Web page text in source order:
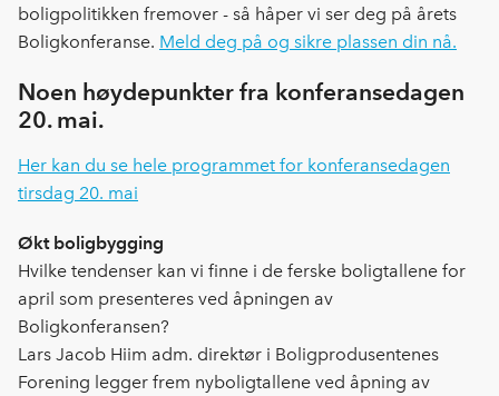
boligpolitikken fremover - så håper vi ser deg på årets
Boligkonferanse. Meld deg på og sikre plassen din nå.
Noen høydepunkter fra konferansedagen
20. mai.
Her kan du se hele programmet for konferansedagen
tirsdag 20. mai
Økt boligbygging
Hvilke tendenser kan vi finne i de ferske boligtallene for
april som presenteres ved åpningen av
Boligkonferansen?
Lars Jacob Hiim adm. direktør i Boligprodusentenes
Forening legger frem nyboligtallene ved åpning av